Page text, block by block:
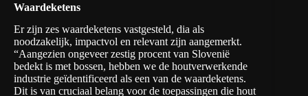
Waardeketens
Er zijn zes waardeketens vastgesteld, dia als
noodzakelijk, impactvol en relevant zijn aangemerkt.
“Aangezien ongeveer zestig procent van Slovenië
bedekt is met bossen, hebben we de houtverwerkende
industrie geïdentificeerd als een van de waardeketens.
Dit is van cruciaal belang voor de toepassingen die hout